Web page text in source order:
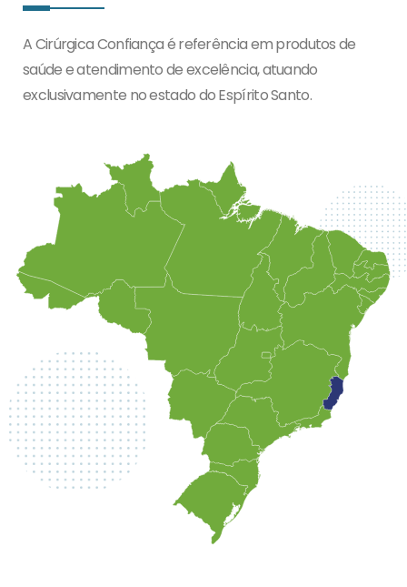
A Cirúrgica Confiança é referência em produtos de
saúde e atendimento de excelência, atuando
exclusivamente no estado do Espírito Santo.